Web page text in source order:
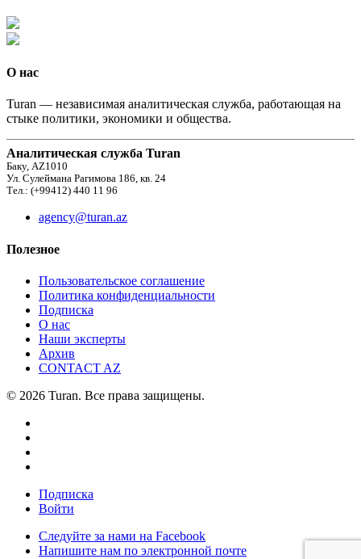
О нас
Turan — независимая аналитическая служба, работающая на
стыке политики, экономики и общества.
Аналитическая служба Turan
Баку, AZ1010
Ул. Сулеймана Рагимова 186, кв. 24
Тел.: (+99412) 440 11 96
agency@turan.az
Полезное
Пользовательское соглашение
Политика конфиденциальности
Подписка
О нас
Наши эксперты
Архив
CONTACT AZ
© 2026 Turan. Все права защищены.
Подписка
Войти
Следуйте за нами на Facebook
Напишите нам по электронной почте